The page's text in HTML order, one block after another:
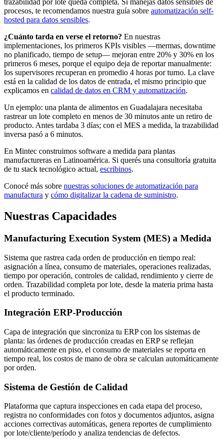
trazabilidad por lote queda completa. Si manejás datos sensibles de
procesos, te recomendamos nuestra guía sobre automatización self-
hosted para datos sensibles.
¿Cuánto tarda en verse el retorno? En nuestras
implementaciones, los primeros KPIs visibles —mermas, downtime
no planificado, tiempo de setup— mejoran entre 20% y 30% en los
primeros 6 meses, porque el equipo deja de reportar manualmente:
los supervisores recuperan en promedio 4 horas por turno. La clave
está en la calidad de los datos de entrada, el mismo principio que
explicamos en calidad de datos en CRM y automatización.
Un ejemplo: una planta de alimentos en Guadalajara necesitaba
rastrear un lote completo en menos de 30 minutos ante un retiro de
producto. Antes tardaba 3 días; con el MES a medida, la trazabilidad
inversa pasó a 6 minutos.
En Mintec construimos software a medida para plantas
manufactureras en Latinoamérica. Si querés una consultoría gratuita
de tu stack tecnológico actual, escribinos.
Conocé más sobre nuestras soluciones de automatización para
manufactura y cómo digitalizar la cadena de suministro.
Nuestras Capacidades
Manufacturing Execution System (MES) a Medida
Sistema que rastrea cada orden de producción en tiempo real:
asignación a línea, consumo de materiales, operaciones realizadas,
tiempo por operación, controles de calidad, rendimiento y cierre de
orden. Trazabilidad completa por lote, desde la materia prima hasta
el producto terminado.
Integración ERP-Producción
Capa de integración que sincroniza tu ERP con los sistemas de
planta: las órdenes de producción creadas en ERP se reflejan
automáticamente en piso, el consumo de materiales se reporta en
tiempo real, los costos de mano de obra se calculan automáticamente
por orden.
Sistema de Gestión de Calidad
Plataforma que captura inspecciones en cada etapa del proceso,
registra no conformidades con fotos y documentos adjuntos, asigna
acciones correctivas automáticas, genera reportes de cumplimiento
por lote/cliente/período y analiza tendencias de defectos.